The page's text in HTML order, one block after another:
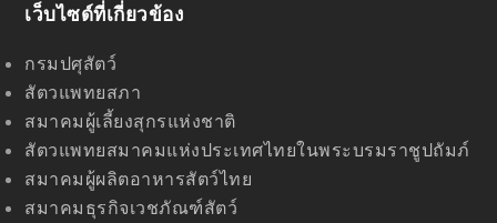
เว็บไซด์ที่เกี่ยวข้อง
กรมปศุสัตว์
สัตวแพทยสภา
สมาคมผู้เลี้ยงสุกรแห่งชาติ
สัตวแพทยสมาคมแห่งประเทศไทยในพระบรมราชูปถัมภ์
สมาคมผู้ผลิตอาหารสัตว์ไทย
สมาคมธุรกิจเวชภัณฑ์สัตว์